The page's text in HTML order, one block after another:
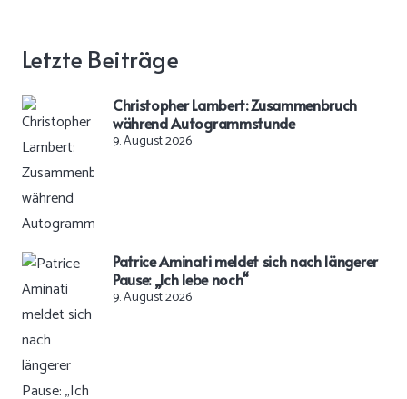
Letzte Beiträge
Christopher Lambert: Zusammenbruch
während Autogrammstunde
9. August 2026
Patrice Aminati meldet sich nach längerer
Pause: „Ich lebe noch“
9. August 2026